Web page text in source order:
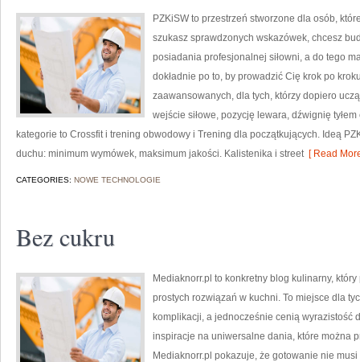
PZKiSW to przestrzeń stworzone dla osób,
szukasz sprawdzonych wskazówek, chcesz
posiadania profesjonalnej siłowni, a do tego
dokładnie po to, by prowadzić Cię krok po
zaawansowanych, dla tych, którzy dopiero
wejście siłowe, pozycję lewara, dźwignię
kategorie to Crossfit i trening obwodowy i Trening dla początkujących. Ideą
duchu: minimum wymówek, maksimum jakości. Kalistenika i street[ Read
CATEGORIES: NOWE TECHNOLOGIE
Bez cukru
Mediaknorr.pl to konkretny blog kulinarny,
prostych rozwiązań w kuchni. To miejsce dla
komplikacji, a jednocześnie cenią wyrazistość
inspiracje na uniwersalne dania, które można
Mediaknorr.pl pokazuje, że gotowanie nie